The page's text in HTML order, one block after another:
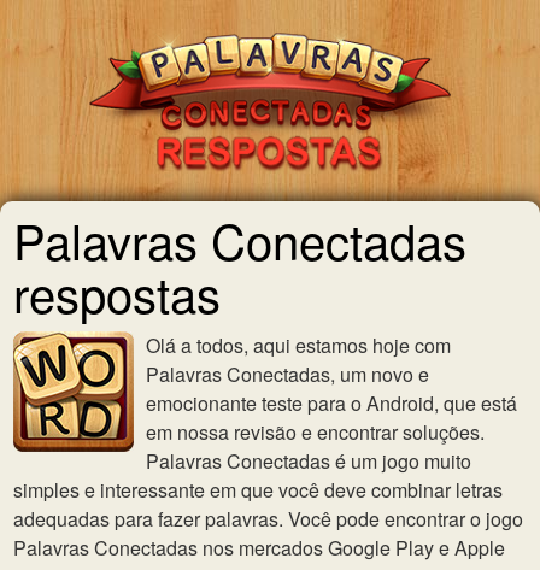
Palavras Conectadas
respostas
Olá a todos, aqui estamos hoje com
Palavras Conectadas, um novo e
emocionante teste para o Android, que está
em nossa revisão e encontrar soluções.
Palavras Conectadas é um jogo muito
simples e interessante em que você deve combinar letras
adequadas para fazer palavras. Você pode encontrar o jogo
Palavras Conectadas nos mercados Google Play e Apple